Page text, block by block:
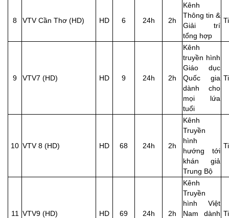
8 VTV Cần Thơ (HD) HD 6 24h 2h
Kênh
Thông tin &
Giải trí
tổng hợp
9 VTV7 (HD) HD 9 24h 2h
Kênh
truyền hình
Giáo dục
Quốc gia
dành cho
mọi lứa
tuổi
10 VTV 8 (HD) HD 68 24h 2h
Kênh
Truyền
hình
hướng tới
khán giả
Trung Bộ
11 VTV9 (HD) HD 69 24h 2h
Kênh
Truyền
hình Việt
Nam dành